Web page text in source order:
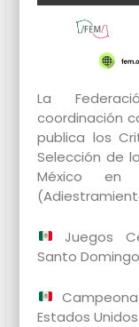
La
coordinación
publica los
Selección de
México en
Juegos
Santo
Estados